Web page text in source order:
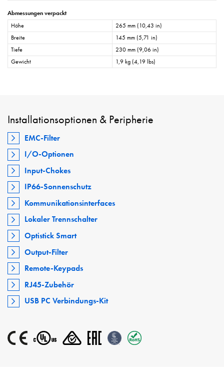
Abmessungen verpackt
Höhe
265 mm (10,43 in)
Breite
145 mm (5,71 in)
Tiefe
230 mm (9,06 in)
Gewicht
1,9 kg (4,19 lbs)
Installationsoptionen & Peripherie
EMC-Filter
I/O-Optionen
Input-Chokes
IP66-Sonnenschutz
Kommunikationsinterfaces
Lokaler Trennschalter
Optistick Smart
Output-Filter
Remote-Keypads
RJ45-Zubehör
USB PC Verbindungs-Kit